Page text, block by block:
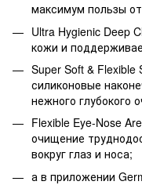
максимум пользы
Ultra Hygienic Deep
кожи и
Super Soft & Flexible
силиконовые
нежного глубокого
Flexible Eye-Nose
очищение
вокруг глаз и носа;
а в приложении